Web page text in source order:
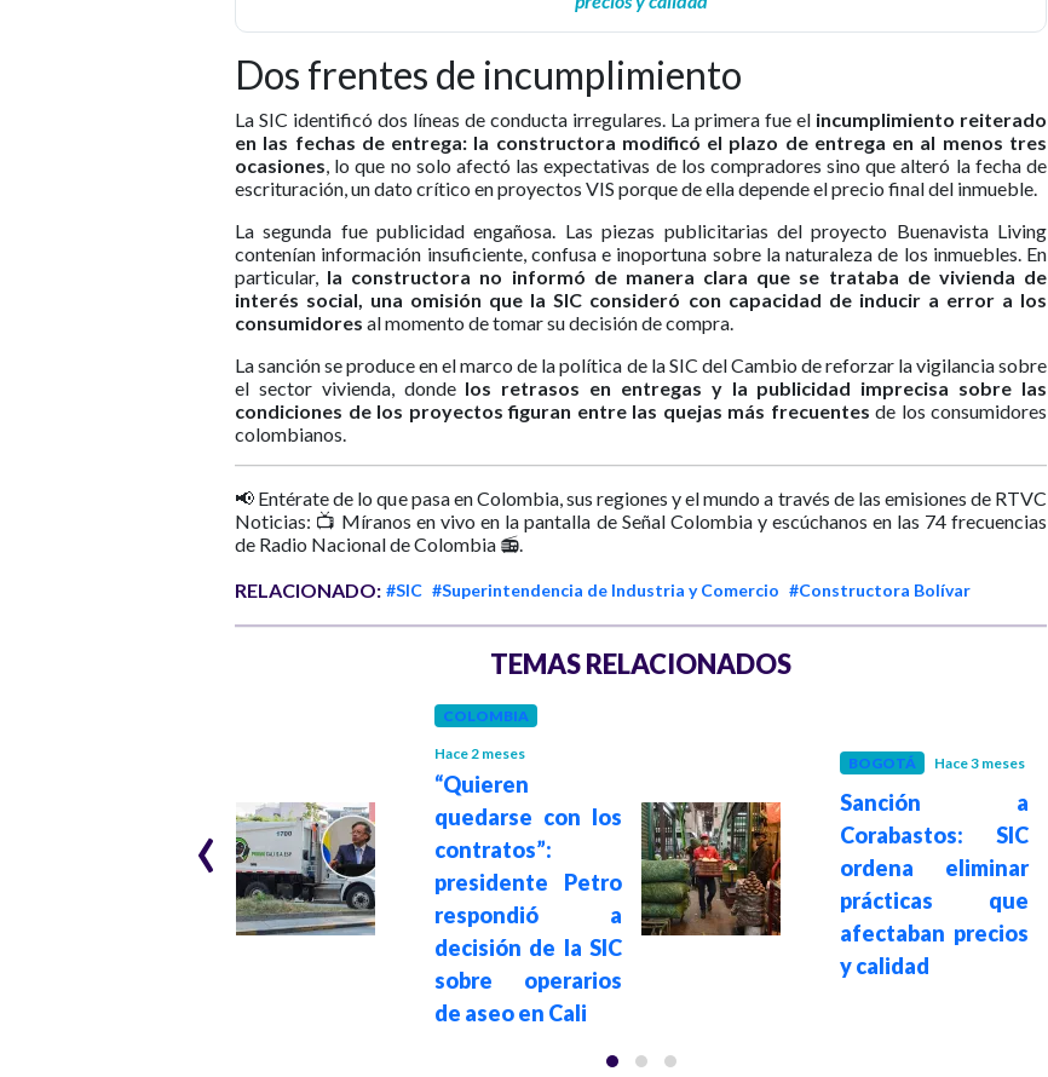
Dos frentes de incumplimiento
La SIC identificó dos líneas de conducta irregulares. La primera fue el incumplimiento reiterado
en las fechas de entrega: la constructora modificó el plazo de entrega en al menos tres
ocasiones, lo que no solo afectó las expectativas de los compradores sino que alteró la fecha de
escrituración, un dato crítico en proyectos VIS porque de ella depende el precio final del inmueble.
La segunda fue publicidad engañosa. Las piezas publicitarias del proyecto Buenavista Living
contenían información insuficiente, confusa e inoportuna sobre la naturaleza de los inmuebles. En
particular, la constructora no informó de manera clara que se trataba de vivienda de
interés social, una omisión que la SIC consideró con capacidad de inducir a error a los
consumidores al momento de tomar su decisión de compra.
La sanción se produce en el marco de la política de la SIC del Cambio de reforzar la vigilancia sobre
el sector vivienda, donde los retrasos en entregas y la publicidad imprecisa sobre las
condiciones de los proyectos figuran entre las quejas más frecuentes de los consumidores
colombianos.
📢 Entérate de lo que pasa en Colombia, sus regiones y el mundo a través de las emisiones de RTVC
Noticias: 📺 Míranos en vivo en la pantalla de Señal Colombia y escúchanos en las 74 frecuencias
de Radio Nacional de Colombia 📻.
RELACIONADO: #SIC #Superintendencia de Industria y Comercio #Constructora Bolívar
TEMAS RELACIONADOS
SIC: empresas son
castigadas por
COLOMBIA
Hace 2 meses
“Quieren
quedarse con los
contratos”:
presidente Petro
respondió a
decisión de la SIC
sobre operarios
de aseo en Cali
BOGOTÁ Hace 3 meses
Sanción a
Corabastos: SIC
ordena eliminar
prácticas que
afectaban precios
y calidad
‹